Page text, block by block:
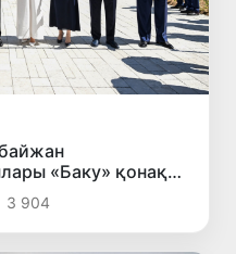
«Баку» қонақ
3 904